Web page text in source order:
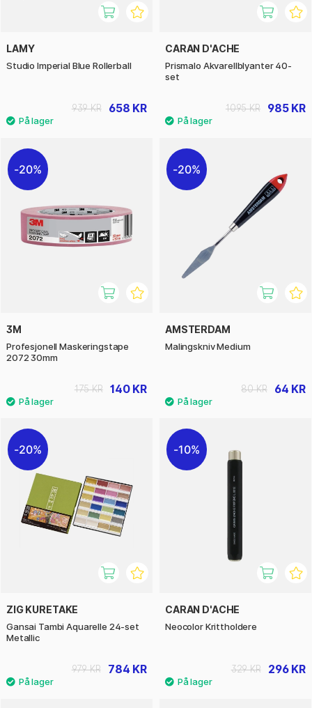
LAMY
Studio Imperial Blue Rollerball
658 KR
939 KR
CARAN D'ACHE
Prismalo Akvarellblyanter 40-
set
985 KR
1095 KR
20%
3M
Profesjonell Maskeringstape
2072 30mm
140 KR
175 KR
20%
AMSTERDAM
Malingskniv Medium
64 KR
80 KR
20%
ZIG KURETAKE
Gansai Tambi Aquarelle 24-set
Metallic
784 KR
979 KR
10%
CARAN D'ACHE
Neocolor Krittholdere
296 KR
329 KR